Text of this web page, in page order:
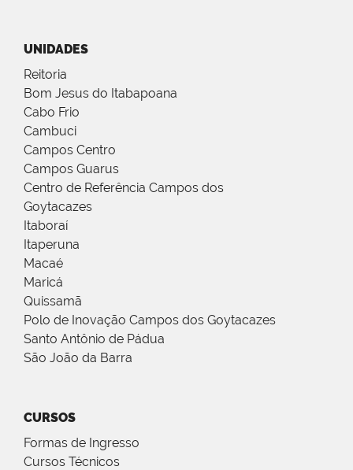
UNIDADES
Reitoria
Bom Jesus do Itabapoana
Cabo Frio
Cambuci
Campos Centro
Campos Guarus
Centro de Referência Campos dos
Goytacazes
Itaboraí
Itaperuna
Macaé
Maricá
Quissamã
Polo de Inovação Campos dos Goytacazes
Santo Antônio de Pádua
São João da Barra
CURSOS
Formas de Ingresso
Cursos Técnicos